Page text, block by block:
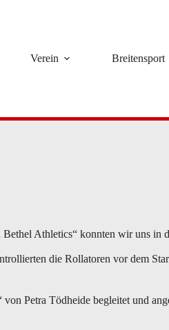
Verein Breitensport
Athletics“ konnten wir uns in
die Rollatoren vor dem
Petra Tödheide begleitet und